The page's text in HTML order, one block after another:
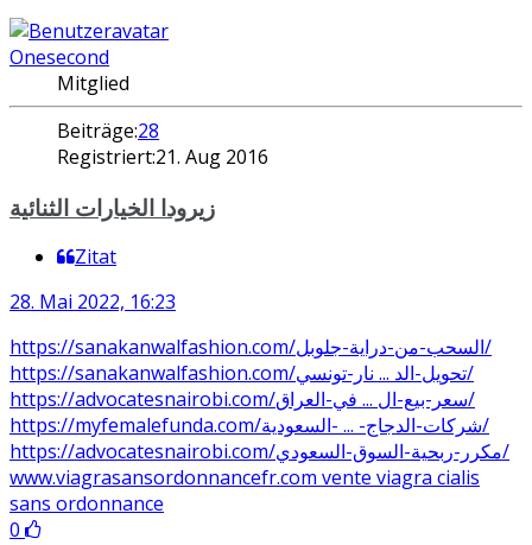
Onesecond
Mitglied
Beiträge:28
Registriert:21. Aug 2016
زيرودا الخيارات الثنائية
Zitat
28. Mai 2022, 16:23
https://sanakanwalfashion.com/السحب-من-دراية-جلوبل/
https://sanakanwalfashion.com/تحويل-الد ... نار-تونسي/
https://advocatesnairobi.com/سعر-بيع-ال ... في-العراق/
https://myfemalefunda.com/شركات-الدجاج- ... -السعودية/
https://advocatesnairobi.com/مكرر-ربحية-السوق-السعودي/
www.viagrasansordonnancefr.com vente viagra cialis
sans ordonnance
0